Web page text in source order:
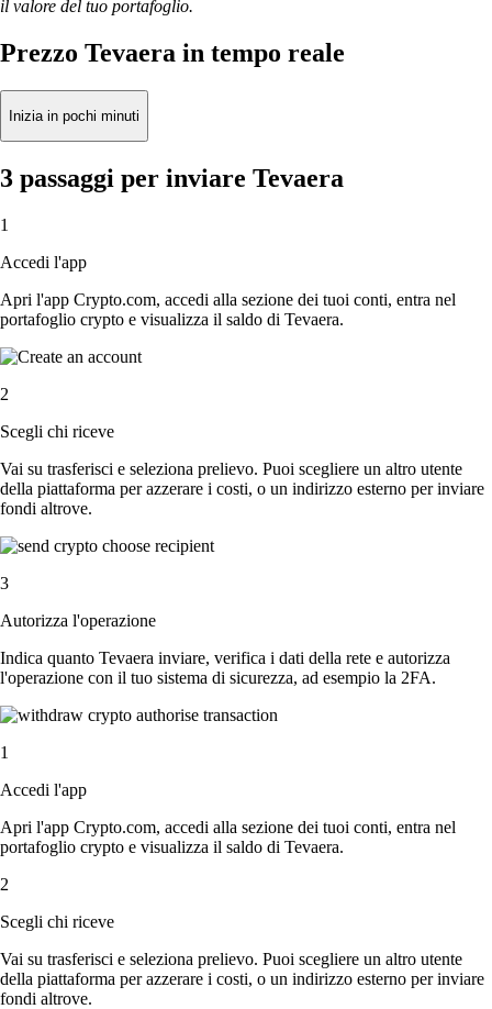
il valore del tuo portafoglio.
Prezzo Tevaera in tempo reale
Inizia in pochi minuti
3 passaggi per inviare Tevaera
1
Accedi l'app
Apri l'app Crypto.com, accedi alla sezione dei tuoi conti, entra nel
portafoglio crypto e visualizza il saldo di Tevaera.
2
Scegli chi riceve
Vai su trasferisci e seleziona prelievo. Puoi scegliere un altro utente
della piattaforma per azzerare i costi, o un indirizzo esterno per inviare
fondi altrove.
3
Autorizza l'operazione
Indica quanto Tevaera inviare, verifica i dati della rete e autorizza
l'operazione con il tuo sistema di sicurezza, ad esempio la 2FA.
1
Accedi l'app
Apri l'app Crypto.com, accedi alla sezione dei tuoi conti, entra nel
portafoglio crypto e visualizza il saldo di Tevaera.
2
Scegli chi riceve
Vai su trasferisci e seleziona prelievo. Puoi scegliere un altro utente
della piattaforma per azzerare i costi, o un indirizzo esterno per inviare
fondi altrove.